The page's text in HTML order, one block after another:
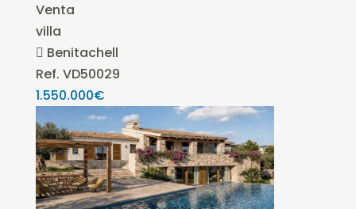
Venta
villa
Benitachell
Ref. VD50029
1.550.000€